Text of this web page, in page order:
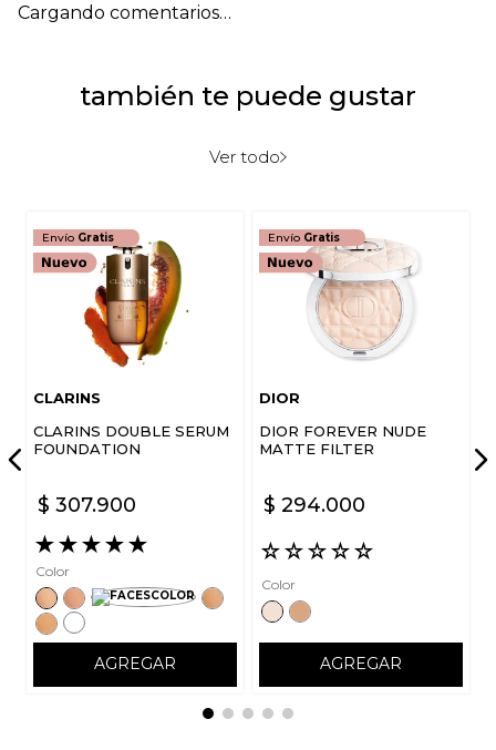
Título
Califica el producto de 1 a 5 estrellas
Dirección de email
Escribe un comentario
Cargando comentarios…
también te puede gustar
Ver todo
Envío Gratis
CLARINS
CLARINS DOUBLE SERUM
FOUNDATION
$ 307.900
★★★★★
Color
AGREGAR
Envío Gratis
DIOR
DIOR FOREVER NUDE
MATTE FILTER
$ 294.000
☆☆☆☆☆
Color
AGREGAR